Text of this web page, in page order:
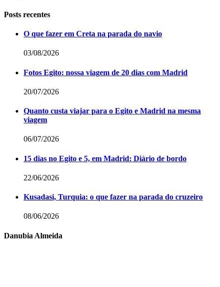
Posts recentes
O que fazer em Creta na parada do navio
03/08/2026
Fotos Egito: nossa viagem de 20 dias com Madrid
20/07/2026
Quanto custa viajar para o Egito e Madrid na mesma
viagem
06/07/2026
15 dias no Egito e 5, em Madrid: Diário de bordo
22/06/2026
Kusadasi, Turquia: o que fazer na parada do cruzeiro
08/06/2026
Danubia Almeida